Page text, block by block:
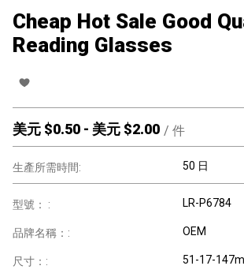
Cheap Hot Sale Good
Reading Glasses
美元 $0.50 - 美元 $2.00 / 件
生產所需時間: 50 日
型號： : LR-P6784
品牌名稱：: OEM
尺寸：: 51-17-